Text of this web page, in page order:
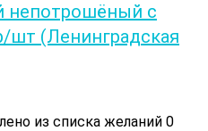
непотрошёный с
шт (Ленинградская
из списка желаний 0